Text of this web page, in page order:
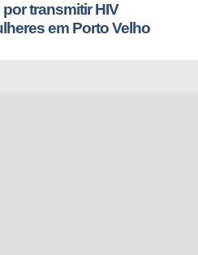
transmitir HIV
em Porto Velho